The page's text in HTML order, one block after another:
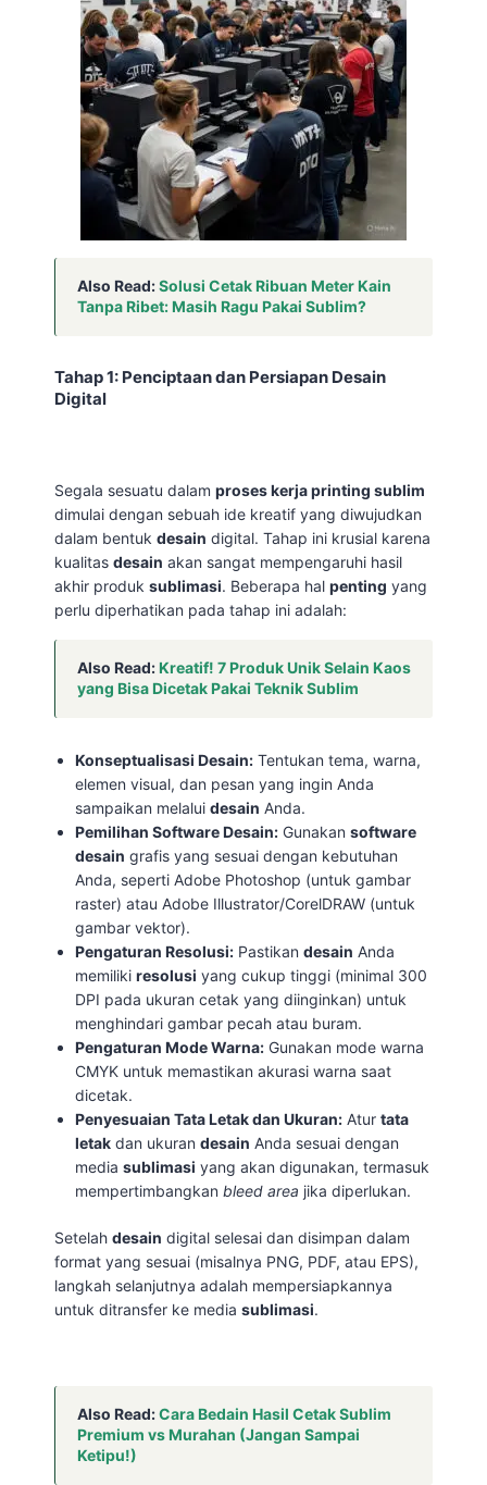
Also Read:Solusi Cetak Ribuan Meter Kain
Tanpa Ribet: Masih Ragu Pakai Sublim?
Tahap 1: Penciptaan dan Persiapan Desain
Digital
Segala sesuatu dalam proses kerja printing sublim
dimulai dengan sebuah ide kreatif yang diwujudkan
dalam bentuk desain digital. Tahap ini krusial karena
kualitas desain akan sangat mempengaruhi hasil
akhir produk sublimasi. Beberapa hal penting yang
perlu diperhatikan pada tahap ini adalah:
Also Read:Kreatif! 7 Produk Unik Selain Kaos
yang Bisa Dicetak Pakai Teknik Sublim
Konseptualisasi Desain: Tentukan tema, warna,
elemen visual, dan pesan yang ingin Anda
sampaikan melaluidesain Anda.
Pemilihan Software Desain: Gunakansoftware
desain grafis yang sesuai dengan kebutuhan
Anda, seperti Adobe Photoshop (untuk gambar
raster) atau Adobe Illustrator/CorelDRAW (untuk
gambar vektor).
Pengaturan Resolusi: Pastikandesain Anda
memilikiresolusi yang cukup tinggi (minimal 300
DPI pada ukuran cetak yang diinginkan) untuk
menghindari gambar pecah atau buram.
Pengaturan Mode Warna: Gunakan mode warna
CMYK untuk memastikan akurasi warna saat
dicetak.
Penyesuaian Tata Letak dan Ukuran: Aturtata
letak dan ukurandesain Anda sesuai dengan
mediasublimasi yang akan digunakan, termasuk
mempertimbangkanbleed area jika diperlukan.
Setelah desain digital selesai dan disimpan dalam
format yang sesuai (misalnya PNG, PDF, atau EPS),
langkah selanjutnya adalah mempersiapkannya
untuk ditransfer ke media sublimasi.
Also Read:Cara Bedain Hasil Cetak Sublim
Premium vs Murahan (Jangan Sampai
Ketipu!)